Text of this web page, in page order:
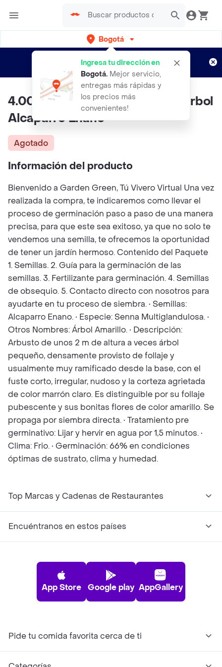
Bogotá
Ingresa tu dirección en
Bogotá. Mejor servicio,
entregas más rápidas y
los precios más
convenientes!
envíos gratis por semanas
Aplican TyC
4.000 Semillas Orgánicas De Árbol
Alcaparro Enano
Agotado
Información del producto
Bienvenido a Garden Green, Tú Vivero Virtual Una vez
realizada la compra, te indicaremos como llevar el
proceso de germinación paso a paso de una manera
precisa, para que este sea exitoso, ya que no solo te
vendemos una semilla, te ofrecemos la oportunidad
de tener un jardín hermoso. Contenido del Paquete
1. Semillas. 2. Guía para la germinación de las
semillas. 3. Fertilizante para germinación. 4. Semillas
de obsequio. 5. Contacto directo con nosotros para
ayudarte en tu proceso de siembra. • Semillas:
Alcaparro Enano. • Especie: Senna Multiglandulosa. •
Otros Nombres: Árbol Amarillo. • Descripción:
Arbusto de unos 2 m de altura a veces árbol
pequeño, densamente provisto de follaje y
usualmente muy ramificado desde la base, con el
fuste corto, irregular, nudoso y la corteza agrietada
de color marrón claro. Es distinguible por su follaje
pubescente y sus bonitas flores de color amarillo. Se
propaga por siembra directa. • Tratamiento pre
germinativo: Lijar y hervir en agua por 1,5 minutos. •
Clima: Frio. • Germinación: 66% en condiciones
óptimas de sustrato, clima y humedad.
Top Marcas y Cadenas de Restaurantes
Encuéntranos en estos países
App Store Google play AppGallery
Pide tu comida favorita cerca de ti